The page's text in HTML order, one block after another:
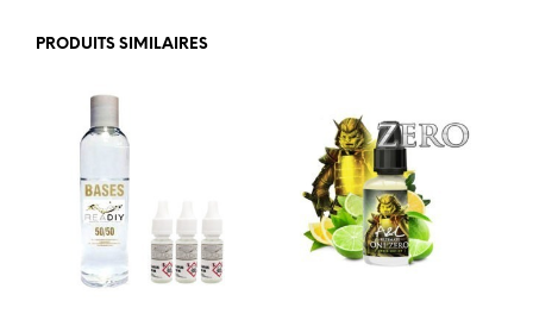
PRODUITS SIMILAIRES